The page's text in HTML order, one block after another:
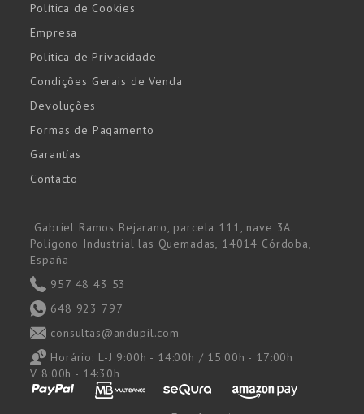
Política de Cookies
Empresa
Política de Privacidade
Condições Gerais de Venda
Devoluções
Formas de Pagamento
Garantías
Contacto
Gabriel Ramos Bejarano, parcela 111, nave 3A.
Polígono Industrial las Quemadas, 14014 Córdoba,
España
957 48 43 53
648 923 797
consultas@andupil.com
Horário: L-J 9:00h - 14:00h / 15:00h - 17:00h
V 8:00h - 14:30h